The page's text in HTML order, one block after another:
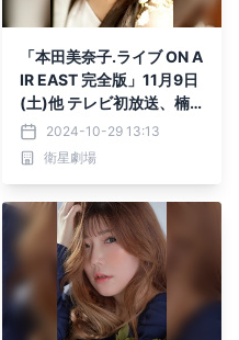
「本田美奈子.ライブ ON A
IR EAST 完全版」11月9日
(土)他 テレビ初放送、楠
瀬誠志郎さん&山梨鐐平さ
んからコメントも到着！C
S衛星劇場
2024-10-29 13:13
衛星劇場